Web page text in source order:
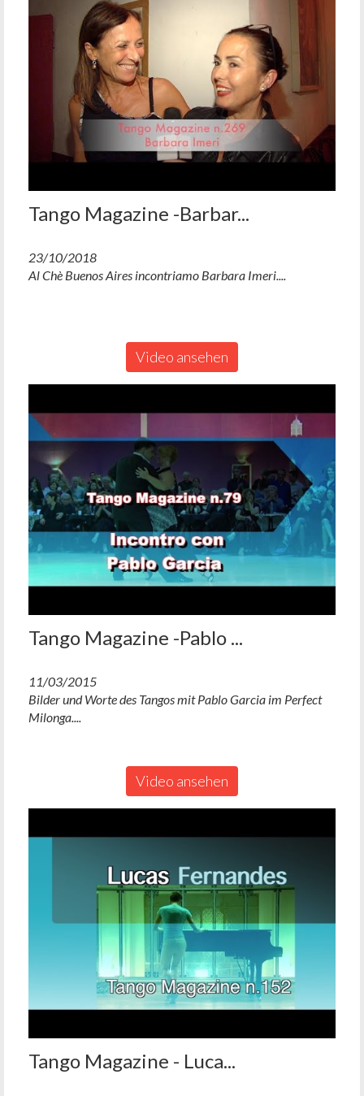
Tango Magazine -Barbar...
23/10/2018
Al Chè Buenos Aires incontriamo Barbara Imeri....
Video ansehen
Tango Magazine -Pablo ...
11/03/2015
Bilder und Worte des Tangos mit Pablo Garcia im Perfect
Milonga....
Video ansehen
Tango Magazine - Luca...